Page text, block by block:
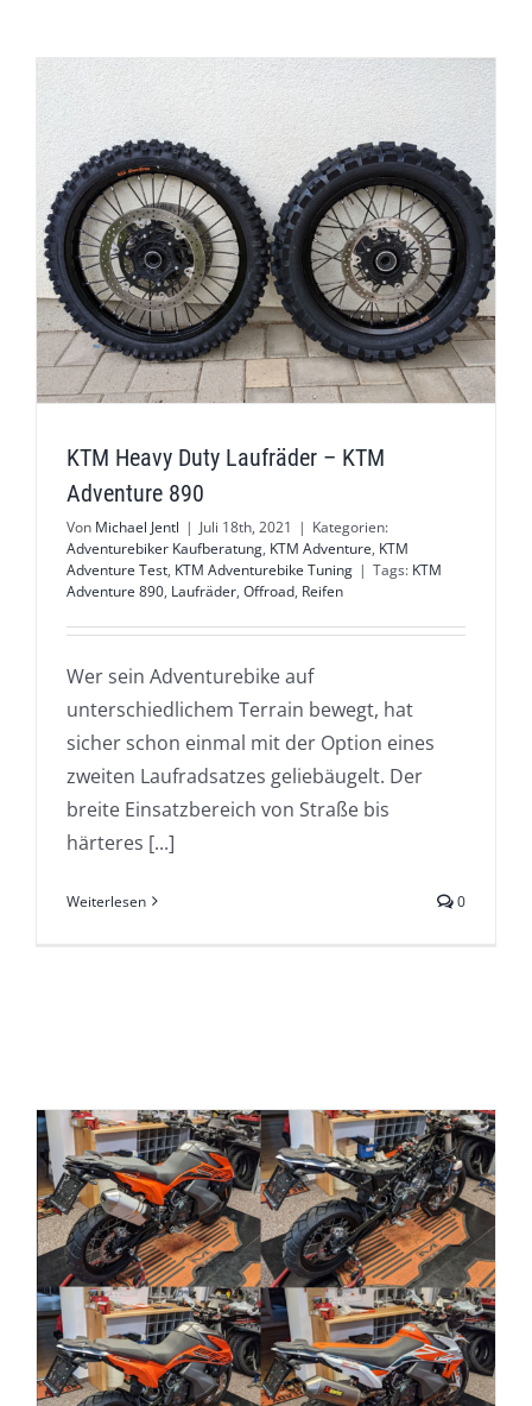
KTM Heavy Duty Laufräder – KTM
Adventure 890
Von Michael Jentl | Juli 18th, 2021 | Kategorien:
Adventurebiker Kaufberatung, KTM Adventure, KTM
Adventure Test, KTM Adventurebike Tuning | Tags: KTM
Adventure 890, Laufräder, Offroad, Reifen
Wer sein Adventurebike auf
unterschiedlichem Terrain bewegt, hat
sicher schon einmal mit der Option eines
zweiten Laufradsatzes geliebäugelt. Der
breite Einsatzbereich von Straße bis
härteres [...]
Weiterlesen 0